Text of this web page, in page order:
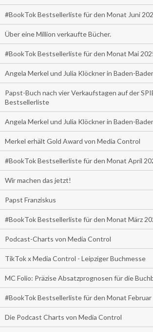
#BookTok Bestsellerliste für den Monat Juni
Über eine Million verkaufte Bücher.
#BookTok Bestsellerliste für den Monat Mai
Angela Merkel und Julia Klöckner in Baden-
Papst-Buch nach vier Verkaufstagen auf der
Bestsellerliste
Angela Merkel und Julia Klöckner in Baden-
Merkel erhält Gold Award von Media Control
#BookTok Bestsellerliste für den Monat April
Wir machen das jetzt!
Papst Franziskus
#BookTok Bestsellerliste für den Monat März
Podcast-Charts von Media Control
TikTok x Media Control - Leipziger Buchmesse
MC Folio: Präzise Absatzprognosen für die
#BookTok Bestsellerliste für den Monat Februar
Die Podcast Charts von Media Control